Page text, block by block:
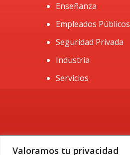
Valoramos tu privacidad
Enseñanza
Empleados Públicos
Seguridad Privada
Industria
Servicios